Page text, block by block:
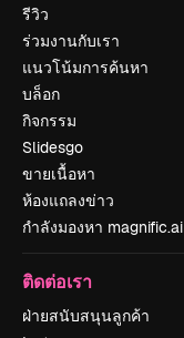
รีวิว
ร่วมงานกับเรา
แนวโน้มการค้นหา
บล็อก
กิจกรรม
Slidesgo
ขายเนื้อหา
ห้องแถลงข่าว
กำลังมองหา magnific.ai
ติดต่อเรา
ฝ่ายสนับสนุนลูกค้า